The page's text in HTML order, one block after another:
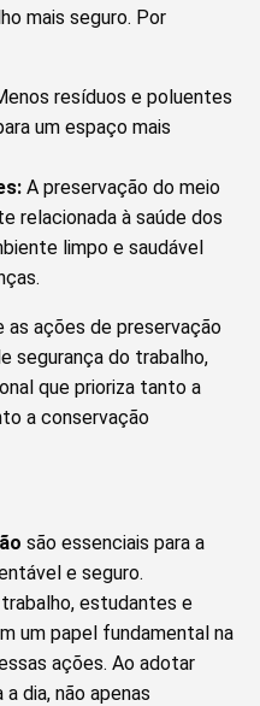
mais seguro. Por
resíduos e poluentes
um espaço mais
A preservação do meio
relacionada à saúde dos
limpo e saudável
as ações de preservação
segurança do trabalho,
que prioriza tanto a
a conservação
são essenciais para a
e seguro.
estudantes e
um papel fundamental na
ações. Ao adotar
dia, não apenas